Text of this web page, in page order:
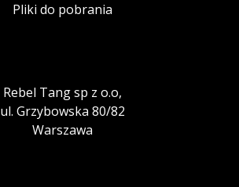
Pliki do pobrania
Rebel Tang sp z o.o,
ul. Grzybowska 80/82
Warszawa